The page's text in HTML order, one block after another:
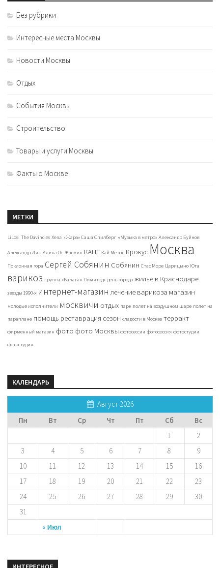
Без рубрики
Интересные места Москвы
Новости Москвы
Отдых
События Москвы
Строительство
Товары и услуги Москвы
Факты о Москве
МЕТКИ
LiLosi The Davincies Xena «Жара» Саша Спилберг «Музыка в метро» Александр Буйнов
Александр Лир Алина Ос Жасмин КАНТ Кай Метов Крокус Москва
Поклонная гора Сергей Собянин Собянин Стас Море Царицыно Юта
варикоз группа «Балаган Лимитед» день города жилье в Краснодаре
звезды 1990-х интернет-магазин лечение варикоза магазин
молодые исполнители москвичи отдых парк полет на воздушном шаре полет на
параплане помощь реставрация сезон сладости в Москве терракт
фирменный магазин фото фото Москвы фотосессии фотосессия фотостудии
фотостудия
КАЛЕНДАРЬ
Август 2026
Пн
Вт Ср Чт Пт Сб Вс
« Июл
1
2
3
4 5 6 7 8
9
10
11 12 13 14 15
16
17
18 19 20 21 22
23
24
25 26 27 28 29
30
31